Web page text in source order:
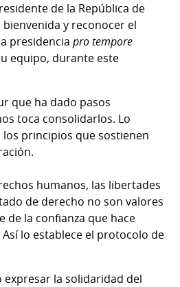
de la República de
y reconocer el
presidencia pro tempore
equipo, durante este
que ha dado pasos
toca consolidarlos. Lo
principios que sostienen
humanos, las libertades
de derecho no son valores
de la confianza que hace
lo establece el protocolo de
expresar la solidaridad del